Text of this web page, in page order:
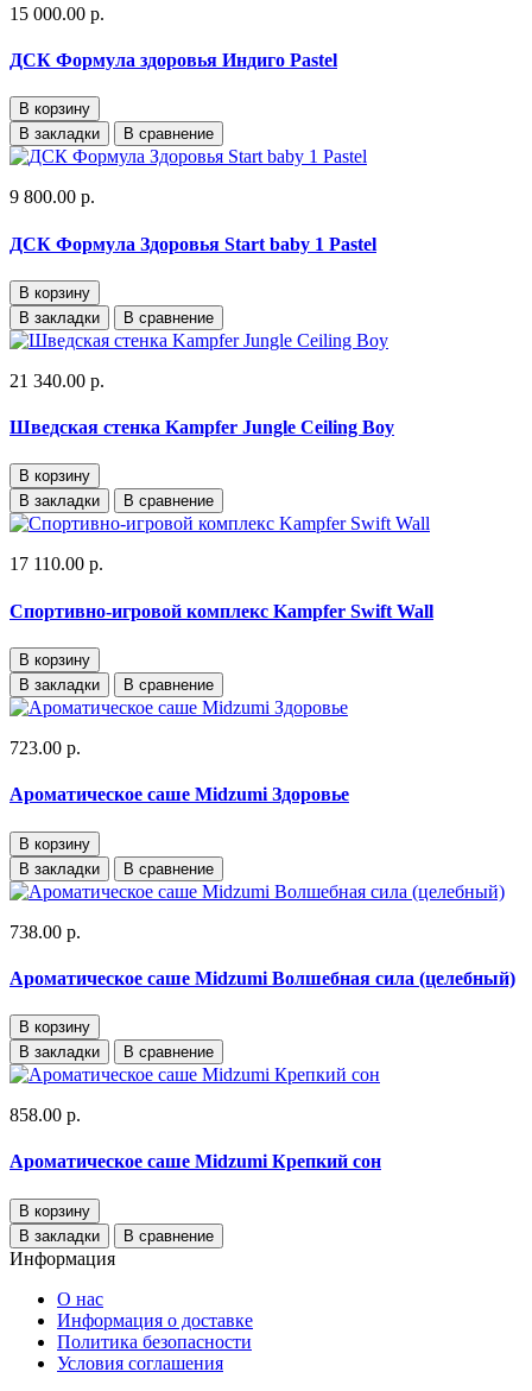
15 000.00 р.
ДСК Формула здоровья Индиго Pastel
В корзину
В закладки
В сравнение
9 800.00 р.
ДСК Формула Здоровья Start baby 1 Pastel
В корзину
В закладки
В сравнение
21 340.00 р.
Шведская стенка Kampfer Jungle Ceiling Boy
В корзину
В закладки
В сравнение
17 110.00 р.
Спортивно-игровой комплекс Kampfer Swift Wall
В корзину
В закладки
В сравнение
723.00 р.
Ароматическое саше Midzumi Здоровье
В корзину
В закладки
В сравнение
738.00 р.
Ароматическое саше Midzumi Волшебная сила (целебный)
В корзину
В закладки
В сравнение
858.00 р.
Ароматическое саше Midzumi Крепкий сон
В корзину
В закладки
В сравнение
Информация
О нас
Информация о доставке
Политика безопасности
Условия соглашения